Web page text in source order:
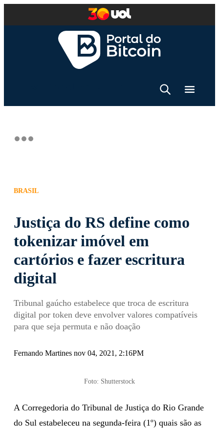
BRASIL
Justiça do RS define como
tokenizar imóvel em
cartórios e fazer escritura
digital
Tribunal gaúcho estabelece que troca de escritura
digital por token deve envolver valores compatíveis
para que seja permuta e não doação
Fernando Martines nov 04, 2021, 2:16PM
Foto: Shutterstock
A Corregedoria do Tribunal de Justiça do Rio Grande
do Sul estabeleceu na segunda-feira (1º) quais são as